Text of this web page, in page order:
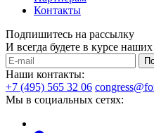
Контакты
Подпишитесь на рассылку
И всегда будете в курсе
Наши контакты:
+7 (495) 565 32 06
Мы в социальных сетях: